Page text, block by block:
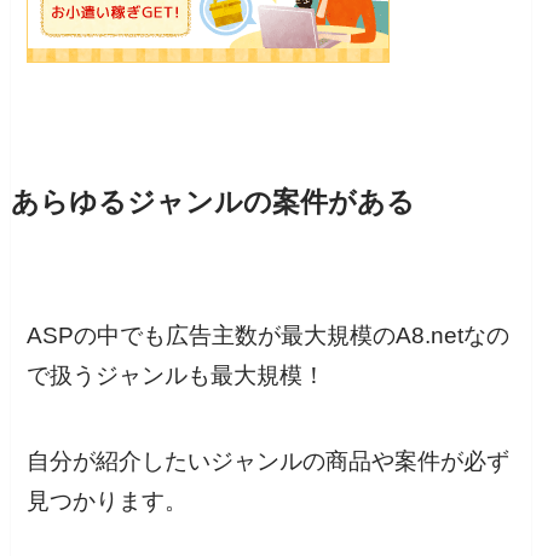
あらゆるジャンルの案件がある
ASPの中でも広告主数が最大規模のA8.netなの
で扱うジャンルも最大規模！
自分が紹介したいジャンルの商品や案件が必ず
見つかります。